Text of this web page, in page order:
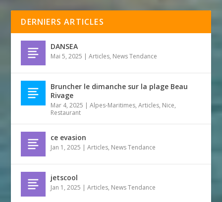
DERNIERS ARTICLES
DANSEA
Mai 5, 2025 |Articles, News Tendance
Bruncher le dimanche sur la plage Beau
Rivage
Mar 4, 2025 |Alpes-Maritimes,Articles, Nice,
Restaurant
ce evasion
Jan 1, 2025 |Articles, News Tendance
jetscool
Jan 1, 2025 |Articles, News Tendance